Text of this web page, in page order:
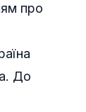
про
До